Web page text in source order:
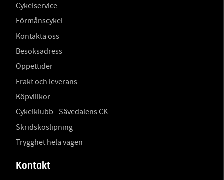
Cykelservice
Förmånscykel
Kontakta oss
Besöksadress
Öppettider
Frakt och leverans
Köpvillkor
Cykelklubb - Sävedalens CK
Skridskoslipning
Trygghet hela vägen
Kontakt